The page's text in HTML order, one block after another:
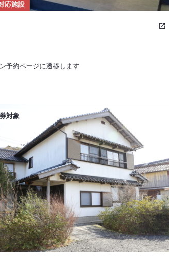
応施設
予約ページに遷移します
対象